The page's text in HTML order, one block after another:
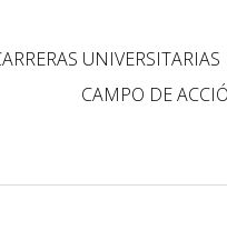
UNIVERSITARIAS
CAMPO DE